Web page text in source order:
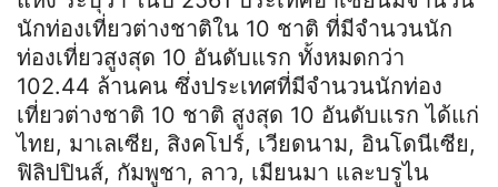
นักท่องเที่ยวต่างชาติใน 10 ชาติ ที่มีจำนวนนัก
ท่องเที่ยวสูงสุด 10 อันดับแรก ทั้งหมดกว่า
102.44 ล้านคน ซึ่งประเทศที่มีจำนวนนักท่อง
เที่ยวต่างชาติ 10 ชาติ สูงสุด 10 อันดับแรก ได้แก่
ไทย, มาเลเซีย, สิงคโปร์, เวียดนาม, อินโดนีเซีย,
ฟิลิปปินส์, กัมพูชา, ลาว, เมียนมา และบรูไน